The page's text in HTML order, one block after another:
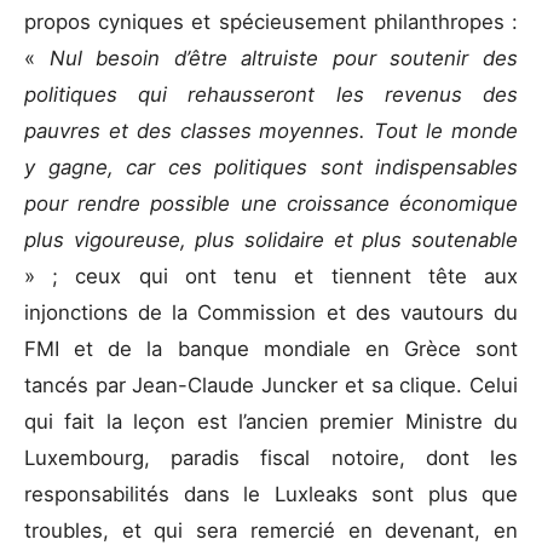
propos cyniques et spécieusement philanthropes :
« Nul besoin d’être altruiste pour soutenir des
politiques qui rehausseront les revenus des
pauvres et des classes moyennes. Tout le monde
y gagne, car ces politiques sont indispensables
pour rendre possible une croissance économique
plus vigoureuse, plus solidaire et plus soutenable
» ; ceux qui ont tenu et tiennent tête aux
injonctions de la Commission et des vautours du
FMI et de la banque mondiale en Grèce sont
tancés par Jean-Claude Juncker et sa clique. Celui
qui fait la leçon est l’ancien premier Ministre du
Luxembourg, paradis fiscal notoire, dont les
responsabilités dans le Luxleaks sont plus que
troubles, et qui sera remercié en devenant, en